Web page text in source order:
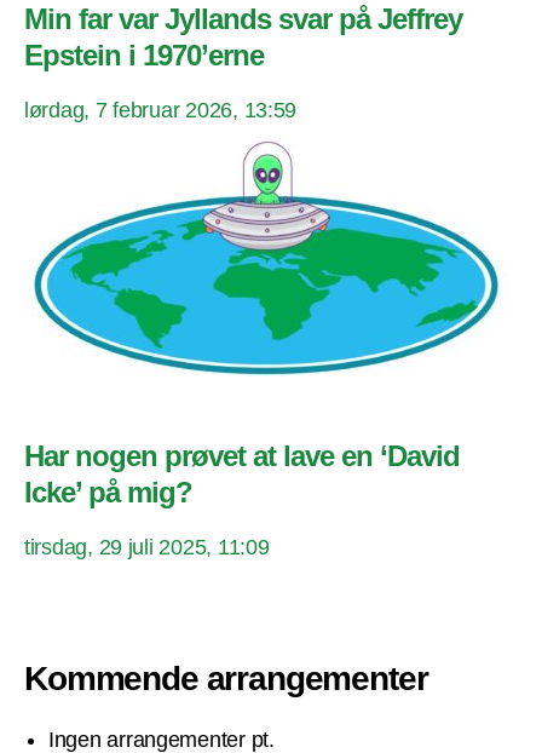
Min far var Jyllands svar på Jeffrey
Epstein i 1970’erne
lørdag, 7 februar 2026, 13:59
Har nogen prøvet at lave en ‘David
Icke’ på mig?
tirsdag, 29 juli 2025, 11:09
Kommende arrangementer
Ingen arrangementer pt.